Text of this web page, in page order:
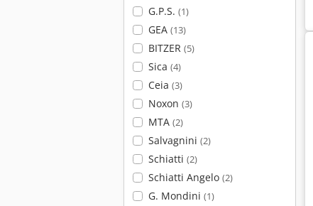
G.P.S. (1)
GEA (13)
BITZER (5)
Sica (4)
Ceia (3)
Noxon (3)
MTA (2)
Salvagnini (2)
Schiatti (2)
Schiatti Angelo (2)
G. Mondini (1)